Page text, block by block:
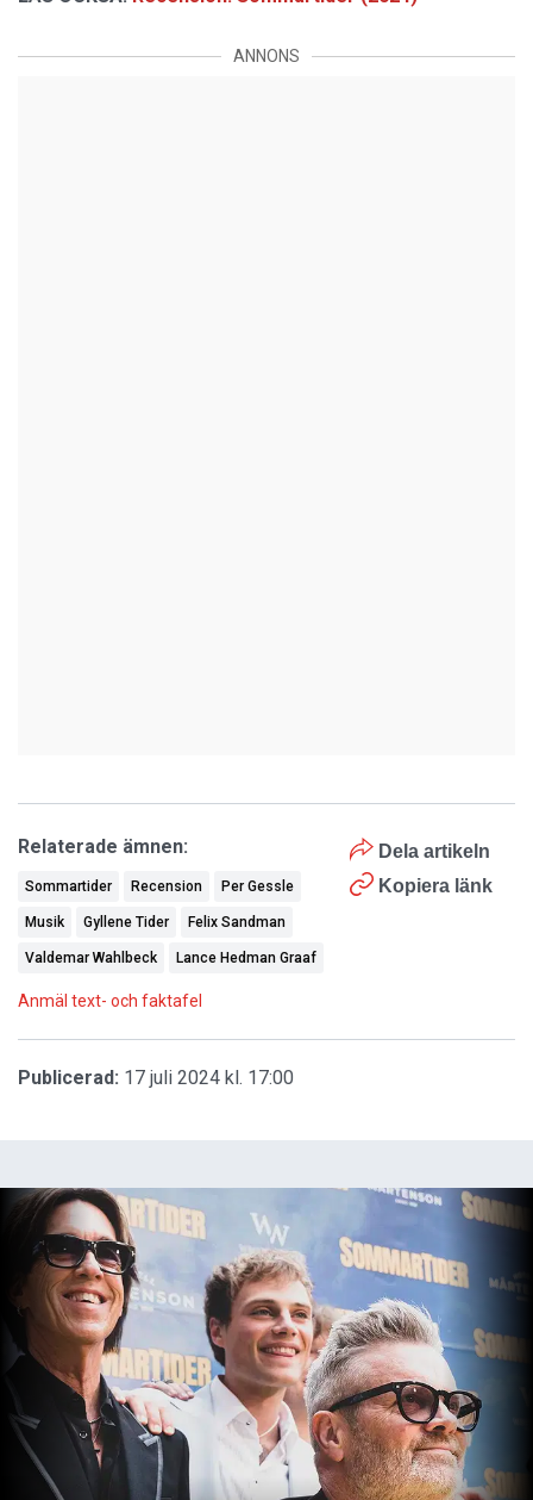
ANNONS
Dela artikeln
Kopiera länk
Relaterade ämnen:
Sommartider Recension Per Gessle
Musik Gyllene Tider Felix Sandman
Valdemar Wahlbeck Lance Hedman Graaf
Anmäl text- och faktafel
Publicerad: 17 juli 2024 kl. 17:00